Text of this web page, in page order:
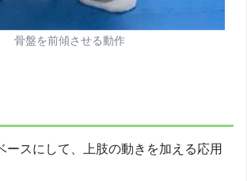
骨盤を前傾させる動作
ースにして、上肢の動きを加える応用